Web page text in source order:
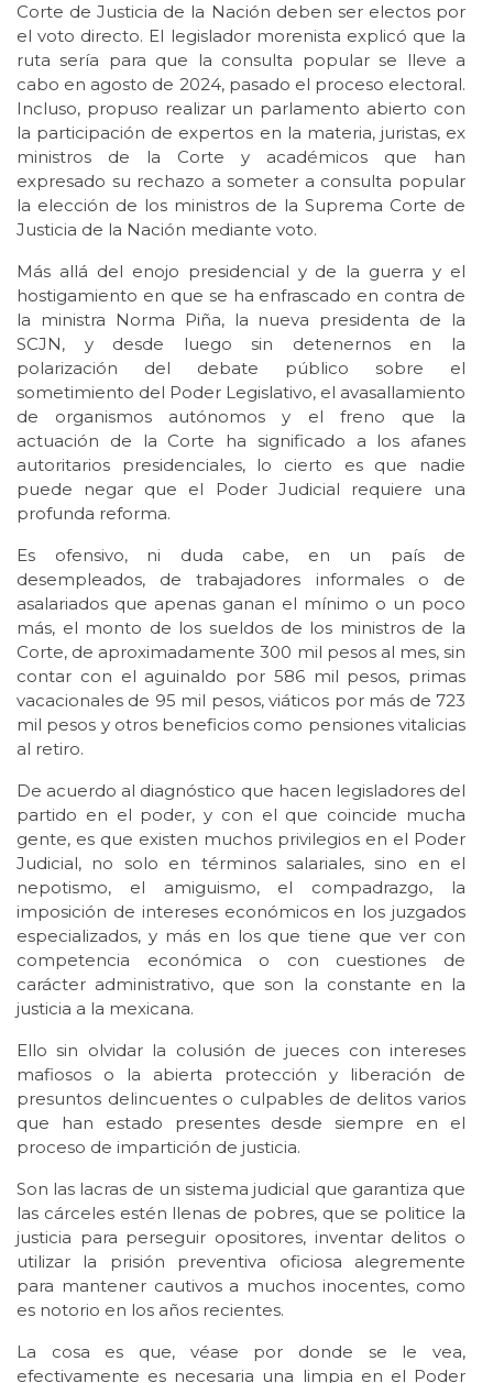
Corte de Justicia de la Nación deben ser electos por
el voto directo. El legislador morenista explicó que la
ruta sería para que la consulta popular se lleve a
cabo en agosto de 2024, pasado el proceso electoral.
Incluso, propuso realizar un parlamento abierto con
la participación de expertos en la materia, juristas, ex
ministros de la Corte y académicos que han
expresado su rechazo a someter a consulta popular
la elección de los ministros de la Suprema Corte de
Justicia de la Nación mediante voto.
Más allá del enojo presidencial y de la guerra y el
hostigamiento en que se ha enfrascado en contra de
la ministra Norma Piña, la nueva presidenta de la
SCJN, y desde luego sin detenernos en la
polarización del debate público sobre el
sometimiento del Poder Legislativo, el avasallamiento
de organismos autónomos y el freno que la
actuación de la Corte ha significado a los afanes
autoritarios presidenciales, lo cierto es que nadie
puede negar que el Poder Judicial requiere una
profunda reforma.
Es ofensivo, ni duda cabe, en un país de
desempleados, de trabajadores informales o de
asalariados que apenas ganan el mínimo o un poco
más, el monto de los sueldos de los ministros de la
Corte, de aproximadamente 300 mil pesos al mes, sin
contar con el aguinaldo por 586 mil pesos, primas
vacacionales de 95 mil pesos, viáticos por más de 723
mil pesos y otros beneficios como pensiones vitalicias
al retiro.
De acuerdo al diagnóstico que hacen legisladores del
partido en el poder, y con el que coincide mucha
gente, es que existen muchos privilegios en el Poder
Judicial, no solo en términos salariales, sino en el
nepotismo, el amiguismo, el compadrazgo, la
imposición de intereses económicos en los juzgados
especializados, y más en los que tiene que ver con
competencia económica o con cuestiones de
carácter administrativo, que son la constante en la
justicia a la mexicana.
Ello sin olvidar la colusión de jueces con intereses
mafiosos o la abierta protección y liberación de
presuntos delincuentes o culpables de delitos varios
que han estado presentes desde siempre en el
proceso de impartición de justicia.
Son las lacras de un sistema judicial que garantiza que
las cárceles estén llenas de pobres, que se politice la
justicia para perseguir opositores, inventar delitos o
utilizar la prisión preventiva oficiosa alegremente
para mantener cautivos a muchos inocentes, como
es notorio en los años recientes.
La cosa es que, véase por donde se le vea,
efectivamente es necesaria una limpia en el Poder